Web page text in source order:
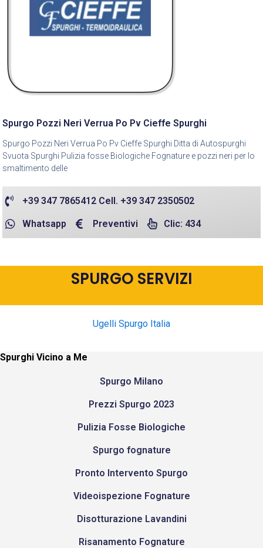
Spurgo Pozzi Neri Verrua Po Pv Cieffe Spurghi
Spurgo Pozzi Neri Verrua Po Pv Cieffe Spurghi Ditta di Autospurghi
Svuota Spurghi Pulizia fosse Biologiche Fognature e pozzi neri per lo
smaltimento delle
+39 347 7865412 Cell. +39 347 2350502
Whatsapp Preventivi Clic: 434
SPURGO SERVIZI
Ugelli Spurgo Italia
Spurghi Vicino a Me
Spurgo Milano
Prezzi Spurgo 2023
Pulizia Fosse Biologiche
Spurgo fognature
Pronto Intervento Spurgo
Videoispezione Fognature
Disotturazione Lavandini
Risanamento Fognature